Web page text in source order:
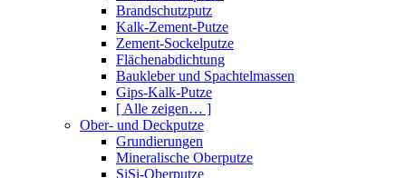
Brandschutzputz
Kalk-Zement-Putze
Zement-Sockelputze
Flächenabdichtung
Baukleber und Spachtelmassen
Gips-Kalk-Putze
[ Alle zeigen… ]
Ober- und Deckputze
Grundierungen
Mineralische Oberputze
SiSi-Oberputze